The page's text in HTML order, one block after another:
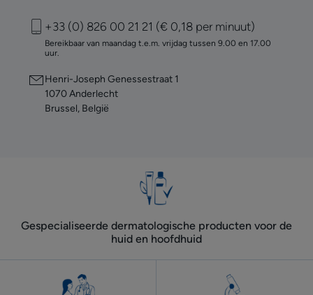
+33 (0) 826 00 21 21 (€ 0,18 per minuut)
Bereikbaar van maandag t.e.m. vrijdag tussen 9.00 en 17.00
uur.
Henri-Joseph Genessestraat 1
1070 Anderlecht
Brussel, België
Gespecialiseerde dermatologische producten voor de
huid en hoofdhuid